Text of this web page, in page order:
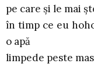
pe care şi le mai
în timp ce eu
o apă
limpede peste